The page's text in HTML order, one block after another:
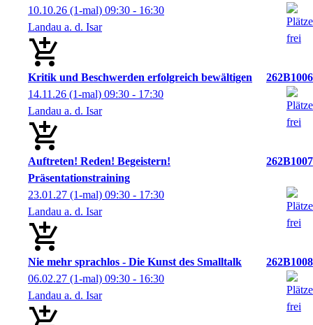
10.10.26 (1-mal) 09:30 - 16:30
Landau a. d. Isar
Kritik und Beschwerden erfolgreich bewältigen
262B1006
14.11.26 (1-mal) 09:30 - 17:30
Landau a. d. Isar
Auftreten! Reden! Begeistern!
Präsentationstraining
262B1007
23.01.27 (1-mal) 09:30 - 17:30
Landau a. d. Isar
Nie mehr sprachlos - Die Kunst des Smalltalk
262B1008
06.02.27 (1-mal) 09:30 - 16:30
Landau a. d. Isar